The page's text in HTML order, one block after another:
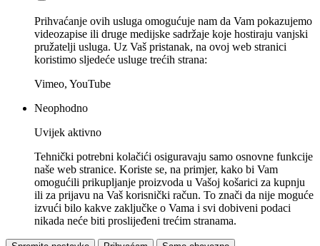
Prihvaćanje ovih usluga omogućuje nam da Vam pokazujemo
videozapise ili druge medijske sadržaje koje hostiraju vanjski
pružatelji usluga. Uz Vaš pristanak, na ovoj web stranici
koristimo sljedeće usluge trećih strana:
Vimeo, YouTube
Neophodno
Uvijek aktivno
Tehnički potrebni kolačići osiguravaju samo osnovne funkcije
naše web stranice. Koriste se, na primjer, kako bi Vam
omogućili prikupljanje proizvoda u Vašoj košarici za kupnju
ili za prijavu na Vaš korisnički račun. To znači da nije moguće
izvući bilo kakve zaključke o Vama i svi dobiveni podaci
nikada neće biti proslijeđeni trećim stranama.